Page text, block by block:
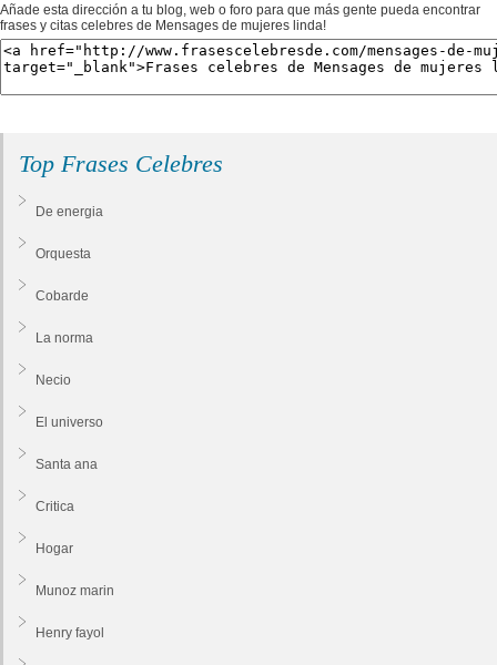
Añade esta dirección a tu blog, web o foro para que más gente pueda encontrar
frases y citas celebres de Mensages de mujeres linda!
Top Frases Celebres
De energia
Orquesta
Cobarde
La norma
Necio
El universo
Santa ana
Critica
Hogar
Munoz marin
Henry fayol